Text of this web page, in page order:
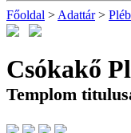
Főoldal > Adattár>
Csókakő
Templom